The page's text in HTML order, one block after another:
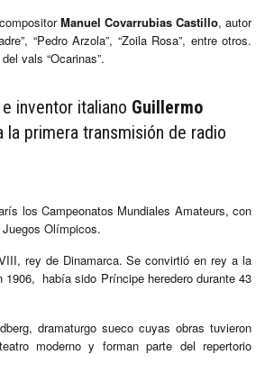
Manuel Covarrubias Castillo, autor
“Pedro Arzola”, “Zoila Rosa”, entre otros.
vals “Ocarinas”.
inventor italiano Guillermo
la primera transmisión de radio
los Campeonatos Mundiales Amateurs, con
Olímpicos.
rey de Dinamarca. Se convirtió en rey a la
1906, había sido Príncipe heredero durante 43
dramaturgo sueco cuyas obras tuvieron
moderno y forman parte del repertorio